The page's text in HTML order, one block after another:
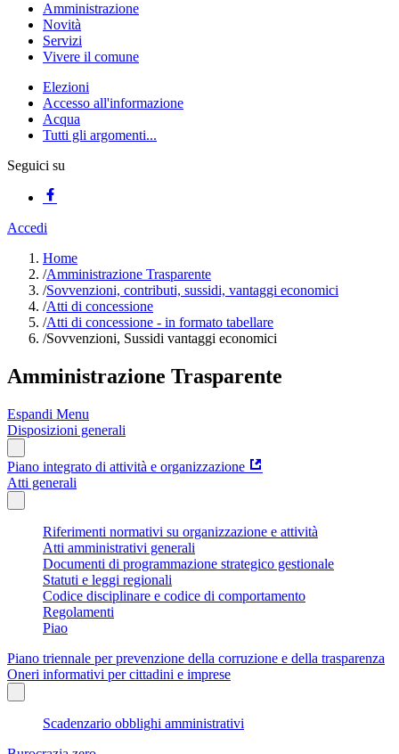
Amministrazione
Novità
Servizi
Vivere il comune
Elezioni
Accesso all'informazione
Acqua
Tutti gli argomenti...
Seguici su
Accedi
Home
/Amministrazione Trasparente
/Sovvenzioni, contributi, sussidi, vantaggi economici
/Atti di concessione
/Atti di concessione - in formato tabellare
/Sovvenzioni, Sussidi vantaggi economici
Amministrazione Trasparente
Espandi Menu
Disposizioni generali
Piano integrato di attività e organizzazione
Atti generali
Riferimenti normativi su organizzazione e attività
Atti amministrativi generali
Documenti di programmazione strategico gestionale
Statuti e leggi regionali
Codice disciplinare e codice di comportamento
Regolamenti
Piao
Piano triennale per prevenzione della corruzione e della trasparenza
Oneri informativi per cittadini e imprese
Scadenzario obblighi amministrativi